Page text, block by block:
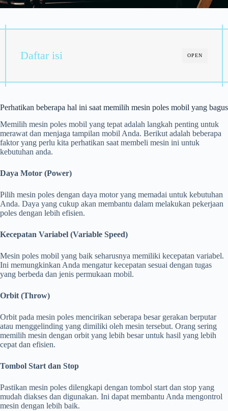
OPEN
Daftar isi
Perhatikan beberapa hal ini saat memilih mesin poles mobil yang bagus
Memilih mesin poles mobil yang tepat adalah langkah penting untuk
merawat dan menjaga tampilan mobil Anda. Berikut adalah beberapa
faktor yang perlu kita perhatikan saat membeli mesin ini untuk
kebutuhan anda.
Daya Motor (Power)
Pilih mesin poles dengan daya motor yang memadai untuk kebutuhan
Anda. Daya yang cukup akan membantu dalam melakukan pekerjaan
poles dengan lebih efisien.
Kecepatan Variabel (Variable Speed)
Mesin poles mobil yang baik seharusnya memiliki kecepatan variabel.
Ini memungkinkan Anda mengatur kecepatan sesuai dengan tugas
yang berbeda dan jenis permukaan mobil.
Orbit (Throw)
Orbit pada mesin poles mencirikan seberapa besar gerakan berputar
atau menggelinding yang dimiliki oleh mesin tersebut. Orang sering
memilih mesin dengan orbit yang lebih besar untuk hasil yang lebih
cepat dan efisien.
Tombol Start dan Stop
Pastikan mesin poles dilengkapi dengan tombol start dan stop yang
mudah diakses dan digunakan. Ini dapat membantu Anda mengontrol
mesin dengan lebih baik.